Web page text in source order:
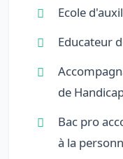
Ecole
Educateur
de
Bac pro
à la